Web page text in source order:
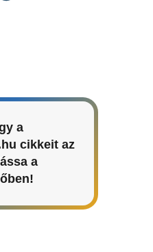
a
cikkeit az
a